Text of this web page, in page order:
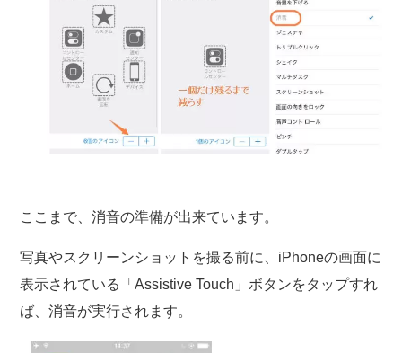
ここまで、消音の準備が出来ています。
写真やスクリーンショットを撮る前に、iPhoneの画面に
表示されている「Assistive Touch」ボタンをタップすれ
ば、消音が実行されます。